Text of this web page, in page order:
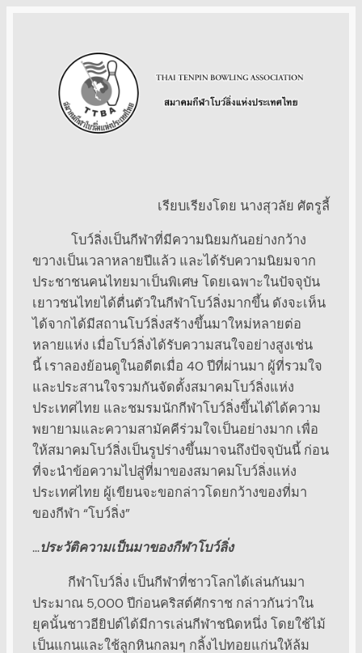
เรียบเรียงโดย นางสุวลัย ศัตรูลี้
โบว์ลิ่งเป็นกีฬาที่มีความนิยมกันอย่างกว้าง
ขวางเป็นเวลาหลายปีแล้ว และได้รับความนิยมจาก
ประชาชนคนไทยมาเป็นพิเศษ โดยเฉพาะในปัจจุบัน
เยาวชนไทยได้ตื่นตัวในกีฬาโบว์ลิ่งมากขึ้น ดังจะเห็น
ได้จากได้มีสถานโบว์ลิ่งสร้างขึ้นมาใหม่หลายต่อ
หลายแห่ง เมื่อโบว์ลิ่งได้รับความสนใจอย่างสูงเช่น
นี้ เราลองย้อนดูในอดีตเมื่อ 40 ปีที่ผ่านมา ผู้ที่รวมใจ
และประสานใจรวมกันจัดตั้งสมาคมโบว์ลิ่งแห่ง
ประเทศไทย และชมรมนักกีฬาโบว์ลิ่งขึ้นได้ได้ความ
พยายามและความสามัคคีร่วมใจเป็นอย่างมาก เพื่อ
ให้สมาคมโบว์ลิ่งเป็นรูปร่างขึ้นมาจนถึงปัจจุบันนี้ ก่อน
ที่จะนำข้อความไปสู่ที่มาของสมาคมโบว์ลิ่งแห่ง
ประเทศไทย ผู้เขียนจะขอกล่าวโดยกว้างของที่มา
ของกีฬา “โบว์ลิ่ง”
…ประวัติความเป็นมาของกีฬาโบว์ลิ่ง
กีฬาโบว์ลิ่ง เป็นกีฬาที่ชาวโลกได้เล่นกันมา
ประมาณ 5,000 ปีก่อนคริสต์ศักราช กล่าวกันว่าใน
ยุคนั้นชาวอียิปต์ได้มีการเล่นกีฬาชนิดหนึ่ง โดยใช้ไม้
เป็นแกนและใช้ลูกหินกลมๆ กลิ้งไปทอยแก่นให้ล้ม